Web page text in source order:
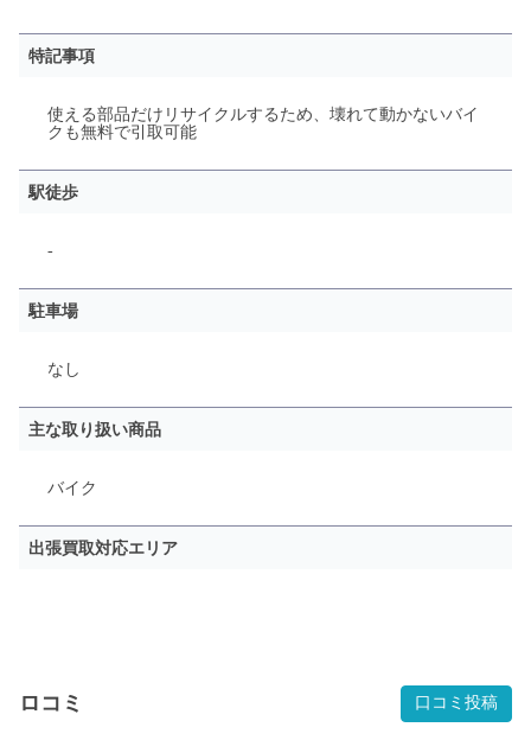
特記事項
使える部品だけリサイクルするため、壊れて動かないバイ
クも無料で引取可能
駅徒歩
-
駐車場
なし
主な取り扱い商品
バイク
出張買取対応エリア
ロコミ 口コミ投稿